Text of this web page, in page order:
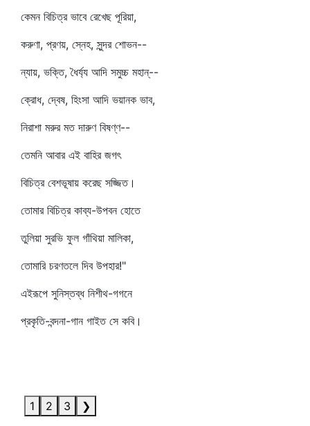
কেমন বিচিত্র ভাবে রেখেছ পূরিয়া,
করুণা, প্রণয়, স্নেহ, সুন্দর শোভন--
ন্যায়, ভক্তি, ধৈর্য্য আদি সমুচ্চ মহান্‌--
ক্রোধ, দ্বেষ, হিংসা আদি ভয়ানক ভাব,
নিরাশা মরুর মত দারুণ বিষণ্ণ--
তেমনি আবার এই বাহির জগৎ
বিচিত্র বেশভূষায় করেছ সজ্জিত।
তোমার বিচিত্র কাব্য-উপবন হোতে
তুলিয়া সুরভি ফুল গাঁথিয়া মালিকা,
তোমারি চরণতলে দিব উপহার!"
এইরূপে সুনিস্তব্ধ নিশীথ-গগনে
প্রকৃতি-বন্দনা-গান গাইত সে কবি।
1 2 3 ❯